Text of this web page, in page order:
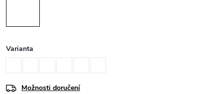
Varianta
Možnosti doručení